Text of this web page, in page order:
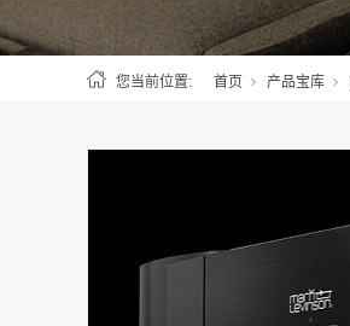
您当前位置: 首页 产品宝库